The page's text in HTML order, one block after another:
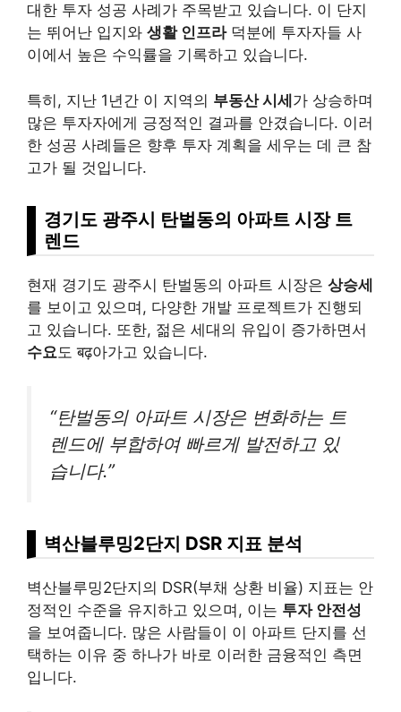
대한 투자 성공 사례가 주목받고 있습니다. 이 단지
는 뛰어난 입지와 생활 인프라덕분에 투자자들 사
이에서 높은 수익률을 기록하고 있습니다.
특히, 지난 1년간 이 지역의 부동산 시세가 상승하며
많은 투자자에게 긍정적인 결과를 안겼습니다. 이러
한 성공 사례들은 향후 투자 계획을 세우는 데 큰 참
고가 될 것입니다.
경기도 광주시 탄벌동의 아파트 시장 트
렌드
현재 경기도 광주시 탄벌동의 아파트 시장은 상승세
를 보이고 있으며, 다양한 개발 프로젝트가 진행되
고 있습니다. 또한, 젊은 세대의 유입이 증가하면서
수요 도 बढ़아가고 있습니다.
“탄벌동의 아파트 시장은 변화하는 트
렌드에 부합하여 빠르게 발전하고 있
습니다.”
벽산블루밍2단지 DSR 지표 분석
벽산블루밍2단지의 DSR(부채 상환 비율) 지표는 안
정적인 수준을 유지하고 있으며, 이는 투자 안전성
을 보여줍니다. 많은 사람들이 이 아파트 단지를 선
택하는 이유 중 하나가 바로 이러한 금융적인 측면
입니다.